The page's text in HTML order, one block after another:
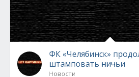
ФК «Челябинск»
штамповать ничьи
Новости